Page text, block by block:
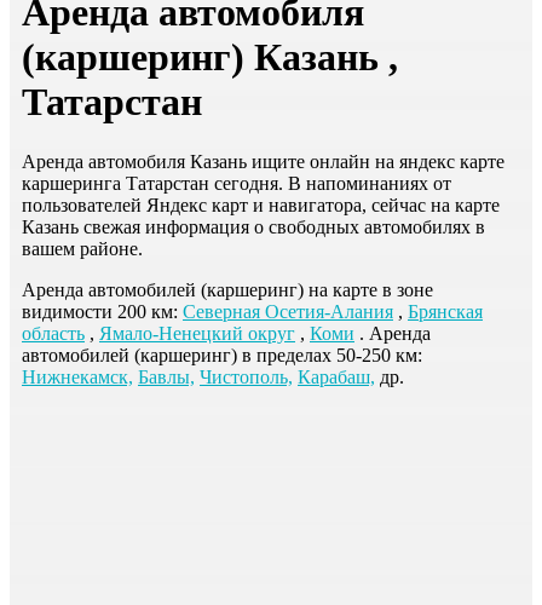
Аренда автомобиля
(каршеринг) Казань ,
Татарстан
Аренда автомобиля Казань ищите онлайн на яндекс карте
каршеринга Татарстан сегодня. В напоминаниях от
пользователей Яндекс карт и навигатора, сейчас на карте
Казань свежая информация о свободных автомобилях в
вашем районе.
Аренда автомобилей (каршеринг) на карте в зоне
видимости 200 км: Северная Осетия-Алания , Брянская
область , Ямало-Ненецкий округ , Коми . Аренда
автомобилей (каршеринг) в пределах 50-250 км:
Нижнекамск, Бавлы, Чистополь, Карабаш, др.